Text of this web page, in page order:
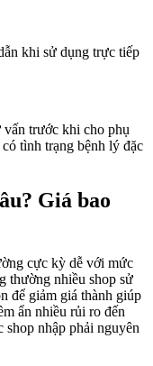
khi sử dụng trực tiếp
vấn trước khi cho phụ
tình trạng bệnh lý đặc
Giá bao
cực kỳ dễ với mức
thường nhiều shop sử
để giảm giá thành giúp
ẩn nhiều rủi ro đến
shop nhập phải nguyên